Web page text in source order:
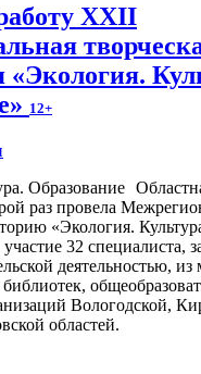
XXII
«Экология.
12+
раз провела
«Экология.
32 специалиста,
деятельностью,
Вологодской,
областей.